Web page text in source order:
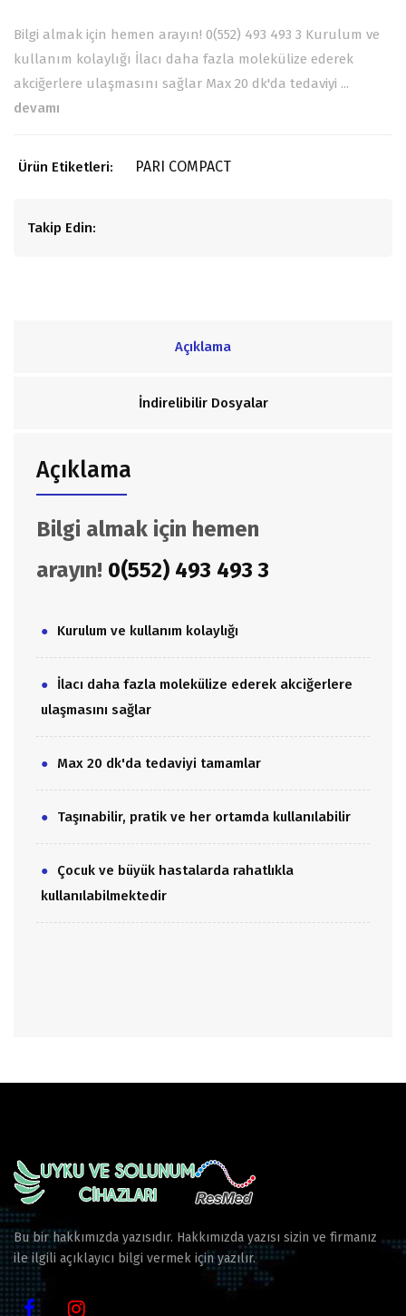
Bilgi almak için hemen arayın! 0(552) 493 493 3 Kurulum ve
kullanım kolaylığı İlacı daha fazla molekülize ederek
akciğerlere ulaşmasını sağlar Max 20 dk'da tedaviyi ...
devamı
Ürün Etiketleri: PARI COMPACT
Takip Edin:
Açıklama
İndirelibilir Dosyalar
Açıklama
Bilgi almak için hemen
arayın! 0(552) 493 493 3
Kurulum ve kullanım kolaylığı
İlacı daha fazla molekülize ederek akciğerlere
ulaşmasını sağlar
Max 20 dk'da tedaviyi tamamlar
Taşınabilir, pratik ve her ortamda kullanılabilir
Çocuk ve büyük hastalarda rahatlıkla
kullanılabilmektedir
Bu bir hakkımızda yazısıdır. Hakkımızda yazısı sizin ve firmanız
ile ilgili açıklayıcı bilgi vermek için yazılır.